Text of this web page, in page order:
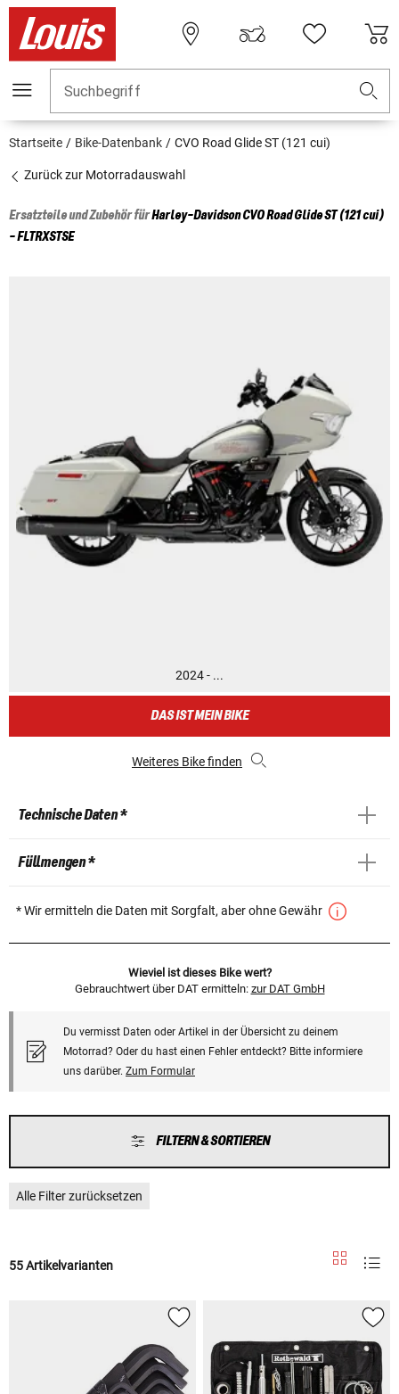
Suchbegriff
Startseite Bike-Datenbank CVO Road Glide ST (121 cui)
Zurück zur Motorradauswahl
Ersatzteile und Zubehör fürHarley-DavidsonCVO Road Glide ST (121 cui)
- FLTRXSTSE
2024 - ...
DAS IST MEIN BIKE
Weiteres Bike finden
Technische Daten *
Füllmengen *
* Wir ermitteln die Daten mit Sorgfalt, aber ohne Gewähr
Wieviel ist dieses Bike wert?
Gebrauchtwert über DAT ermitteln: zur DAT GmbH
Du vermisst Daten oder Artikel in der Übersicht zu deinem
Motorrad? Oder du hast einen Fehler entdeckt? Bitte informiere
uns darüber. Zum Formular
FILTERN & SORTIEREN
Alle Filter zurücksetzen
55 Artikelvarianten